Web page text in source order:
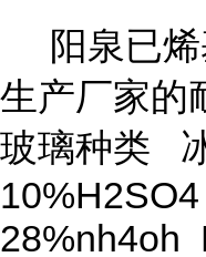
阳泉已烯
生产厂家的
玻璃种类
28%nh4oh